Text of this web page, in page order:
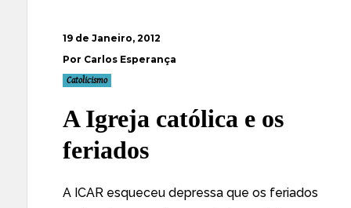
19 de Janeiro, 2012
Por Carlos Esperança
Catolicismo
A Igreja católica e os
feriados
A ICAR esqueceu depressa que os feriados